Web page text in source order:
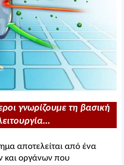
γνωρίζουμε τη βασική
αποτελείται από ένα
και οργάνων που